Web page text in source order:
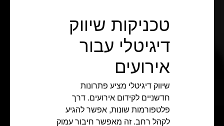
טכניקות שיווק
דיגיטלי עבור
אירועים
שיווק דיגיטלי מציע פתרונות
חדשניים לקידום אירועים. דרך
פלטפורמות שונות, אפשר להגיע
לקהל רחב. זה מאפשר חיבור עמוק